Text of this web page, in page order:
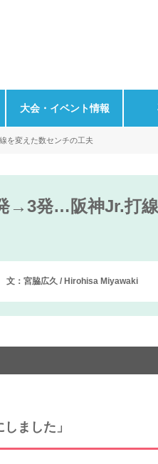
大会・イベント情報
を変えた数センチの工夫
→3発…阪神Jr.打
文：宮脇広久 / Hirohisa Miyawaki
ました」